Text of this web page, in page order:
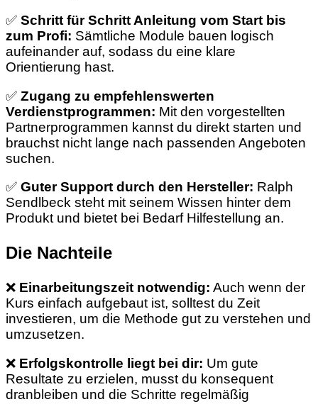
✅ Schritt für Schritt Anleitung vom Start bis
zum Profi: Sämtliche Module bauen logisch
aufeinander auf, sodass du eine klare
Orientierung hast.
✅ Zugang zu empfehlenswerten
Verdienstprogrammen: Mit den vorgestellten
Partnerprogrammen kannst du direkt starten und
brauchst nicht lange nach passenden Angeboten
suchen.
✅ Guter Support durch den Hersteller: Ralph
Sendlbeck steht mit seinem Wissen hinter dem
Produkt und bietet bei Bedarf Hilfestellung an.
Die Nachteile
❌ Einarbeitungszeit notwendig: Auch wenn der
Kurs einfach aufgebaut ist, solltest du Zeit
investieren, um die Methode gut zu verstehen und
umzusetzen.
❌ Erfolgskontrolle liegt bei dir: Um gute
Resultate zu erzielen, musst du konsequent
dranbleiben und die Schritte regelmäßig